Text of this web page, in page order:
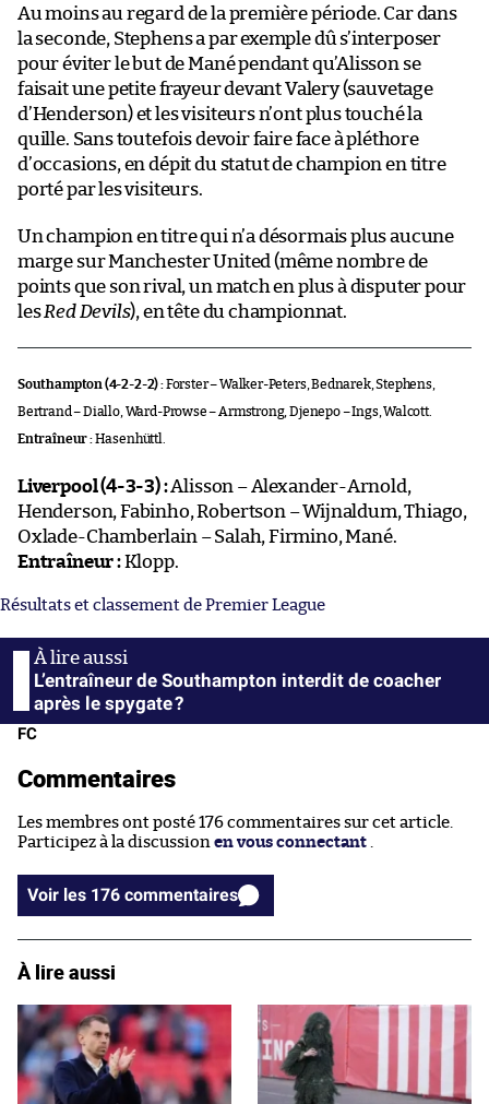
Au moins au regard de la première période. Car dans
la seconde, Stephens a par exemple dû s’interposer
pour éviter le but de Mané pendant qu’Alisson se
faisait une petite frayeur devant Valery (sauvetage
d’Henderson) et les visiteurs n’ont plus touché la
quille. Sans toutefois devoir faire face à pléthore
d’occasions, en dépit du statut de champion en titre
porté par les visiteurs.
Un champion en titre qui n’a désormais plus aucune
marge sur Manchester United (même nombre de
points que son rival, un match en plus à disputer pour
lesRed Devils), en tête du championnat.
Southampton (4-2-2-2) :Forster – Walker-Peters, Bednarek, Stephens,
Bertrand – Diallo, Ward-Prowse – Armstrong, Djenepo – Ings, Walcott.
Entraîneur :Hasenhüttl.
Liverpool (4-3-3) :Alisson – Alexander-Arnold,
Henderson, Fabinho, Robertson – Wijnaldum, Thiago,
Oxlade-Chamberlain – Salah, Firmino, Mané.
Entraîneur :Klopp.
Résultats et classement de Premier League
L’entraîneur de Southampton interdit de coacher
après le spygate ?
FC
Commentaires
Les membres ont posté 176 commentaires sur cet article.
Participez à la discussion en vous connectant .
Voir les 176 commentaires
À lire aussi